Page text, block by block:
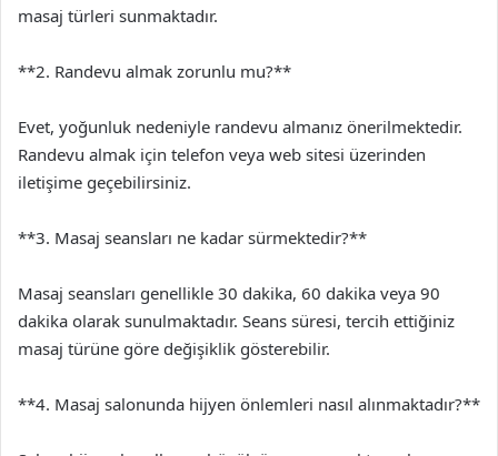
masaj türleri sunmaktadır.
**2. Randevu almak zorunlu mu?**
Evet, yoğunluk nedeniyle randevu almanız önerilmektedir.
Randevu almak için telefon veya web sitesi üzerinden
iletişime geçebilirsiniz.
**3. Masaj seansları ne kadar sürmektedir?**
Masaj seansları genellikle 30 dakika, 60 dakika veya 90
dakika olarak sunulmaktadır. Seans süresi, tercih ettiğiniz
masaj türüne göre değişiklik gösterebilir.
**4. Masaj salonunda hijyen önlemleri nasıl alınmaktadır?**